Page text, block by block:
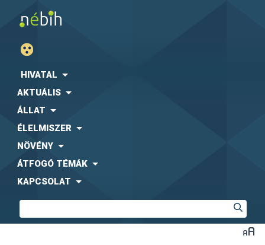
HIVATAL
AKTUÁLIS
ÁLLAT
ÉLELMISZER
NÖVÉNY
ÁTFOGÓ TÉMÁK
KAPCSOLAT